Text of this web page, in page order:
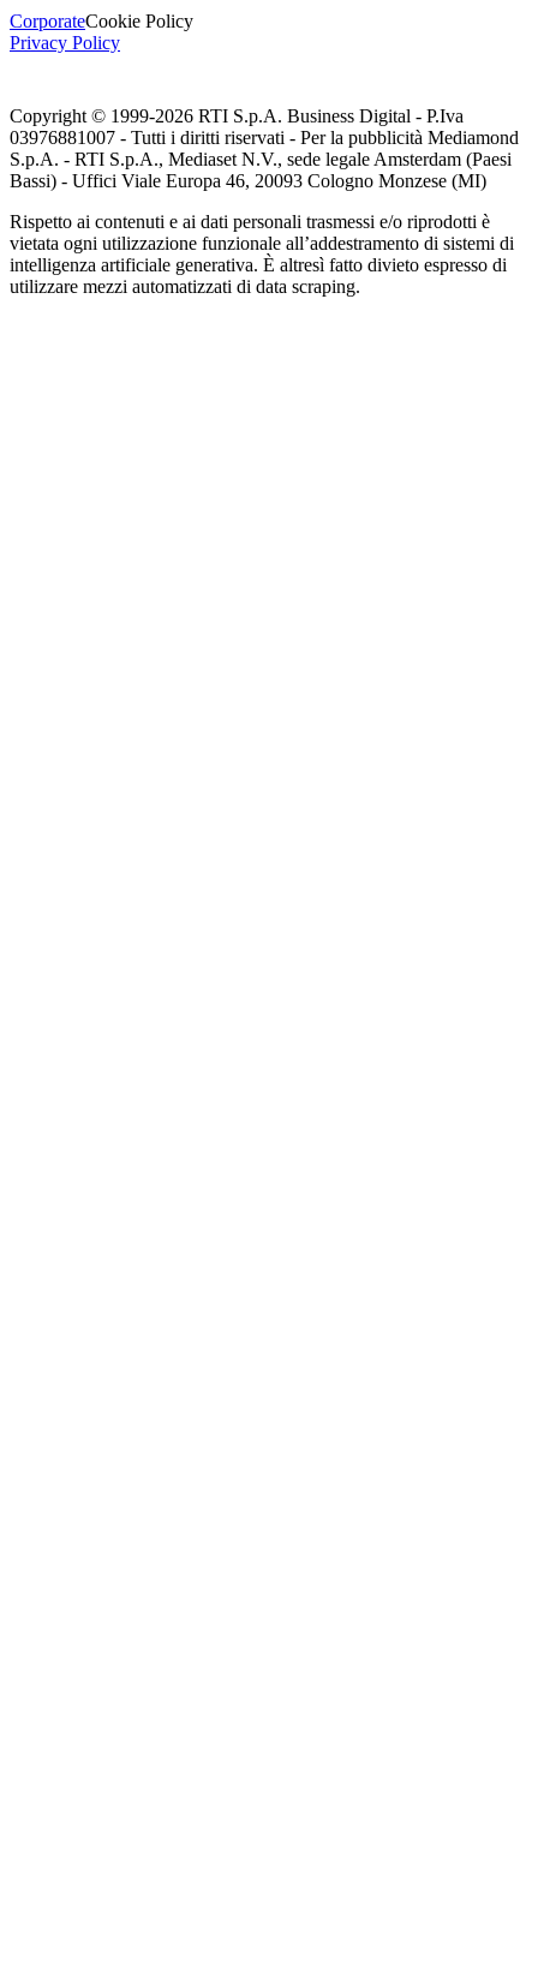
CorporateCookie Policy
Privacy Policy
Copyright © 1999-2026 RTI S.p.A. Business Digital - P.Iva
03976881007 - Tutti i diritti riservati - Per la pubblicità Mediamond
S.p.A. - RTI S.p.A., Mediaset N.V., sede legale Amsterdam (Paesi
Bassi) - Uffici Viale Europa 46, 20093 Cologno Monzese (MI)
Rispetto ai contenuti e ai dati personali trasmessi e/o riprodotti è
vietata ogni utilizzazione funzionale all’addestramento di sistemi di
intelligenza artificiale generativa. È altresì fatto divieto espresso di
utilizzare mezzi automatizzati di data scraping.